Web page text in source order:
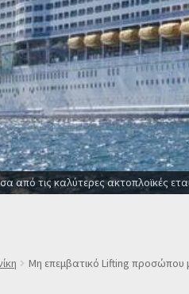
ξενοδοχεία για όλο το χρόνο
Μη επεμβατικό Lifting προσώπου